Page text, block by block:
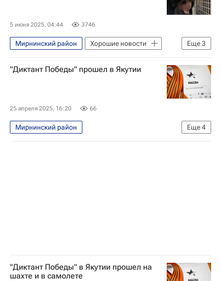
5 июня 2025, 04:44 3746
Еще3
Мирнинский район
Хорошие новости
Мирный
Владивосток Общество
"Диктант Победы" прошел в Якутии
25 апреля 2025, 16:20 66
Еще4
Мирнинский район
Республика Саха (Якутия)
Арктика
"Диктант Победы" в Якутии прошел на
шахте и в самолете